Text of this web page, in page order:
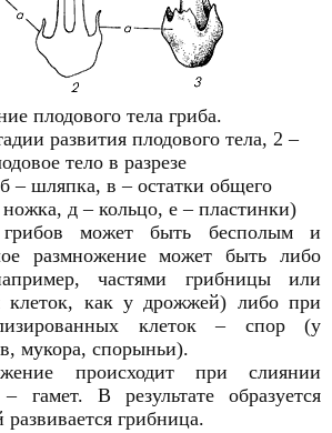
плодового тела гриба.
развития плодового тела, 2 –
тело в разрезе
– шляпка, в – остатки общего
д – кольцо, е – пластинки)
может быть бесполым и
размножение может быть либо
частями грибницы или
клеток, как у дрожжей) либо при
клеток – спор (у
мукора, спорыньи).
происходит при слиянии
гамет. В результате образуется
развивается грибница.